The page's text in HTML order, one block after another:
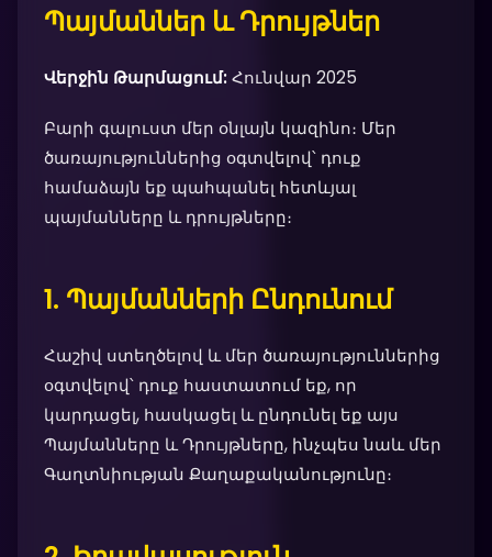
Պայմաններ և Դրույթներ
Վերջին Թարմացում:Հունվար 2025
Բարի գալուստ մեր օնլայն կազինո։ Մեր
ծառայություններից օգտվելով՝ դուք
համաձայն եք պահպանել հետևյալ
պայմանները և դրույթները։
1. Պայմանների Ընդունում
Հաշիվ ստեղծելով և մեր ծառայություններից
օգտվելով՝ դուք հաստատում եք, որ
կարդացել, հասկացել և ընդունել եք այս
Պայմանները և Դրույթները, ինչպես նաև մեր
Գաղտնիության Քաղաքականությունը։